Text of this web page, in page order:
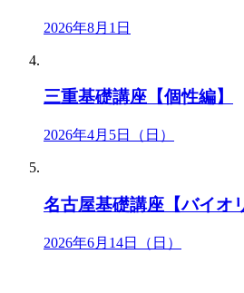
2026年8月1日
三重基礎講座【個性編】
2026年4月5日（日）
名古屋基礎講座【バイオ
2026年6月14日（日）